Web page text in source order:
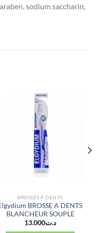
sodium saccharin,
BROSSES À DENTS
BROSSE A DENTS
BLANCHEUR SOUPLE
د.ت13.000